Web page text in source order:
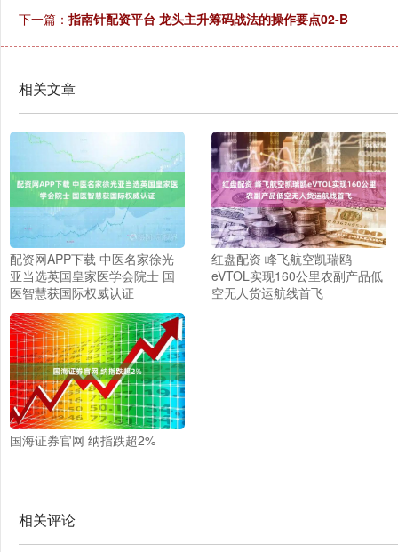
下一篇： 指南针配资平台 龙头主升筹码战法的操作要点02-B
相关文章
配资网APP下载 中医名家徐光
亚当选英国皇家医学会院士 国
医智慧获国际权威认证
红盘配资 峰飞航空凯瑞鸥
eVTOL实现160公里农副产品低
空无人货运航线首飞
国海证券官网 纳指跌超2%
相关评论